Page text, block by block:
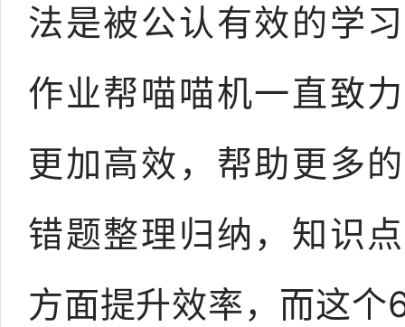
法是被公认有效的学
作业帮喵喵机一直致
更加高效，帮助更多
错题整理归纳，知识
方面提升效率，而这个